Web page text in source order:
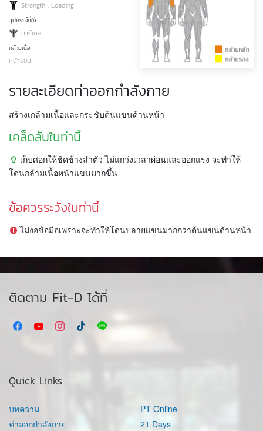
Strength : Loading
อุปกรณ์ที่ใช้
บาร์เบล
กล้ามเนื้อ
หน้าแขน
รายละเอียดท่าออกกำลังกาย
สร้างเกล้ามเนื้อและกระชับต้นแขนด้านหน้า
เคล็ดลับในท่านี้
เก็บศอกให้ชิดข้างลำตัว ไม่แกว่งเวลาผ่อนและออกแรง จะทำให้
โดนกล้ามเนื้อหน้าแขนมากขึ้น
ข้อควรระวังในท่านี้
ไม่งอข้อมือเพราะจะทำให้โดนปลายแขนมากกว่าต้นแขนด้านหน้า
ติดตาม Fit-D ได้ที่
Quick Links
บทความ
ท่าออกกำลังกาย
PT Online
21 Days